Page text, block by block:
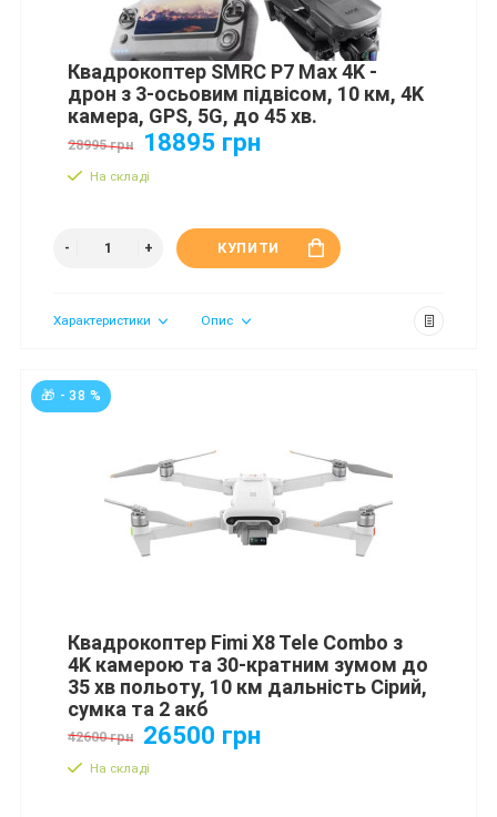
Квадрокоптер SMRC P7 Max 4K -
дрон з 3-осьовим підвісом, 10 км, 4K
камера, GPS, 5G, до 45 хв.
28995 грн 18895 грн
На складі
КУПИТИ
Характеристики Опис
🎁 - 38 %
Квадрокоптер Fimi X8 Tele Combo з
4K камерою та 30-кратним зумом до
35 хв польоту, 10 км дальність Сірий,
сумка та 2 акб
42600 грн 26500 грн
На складі